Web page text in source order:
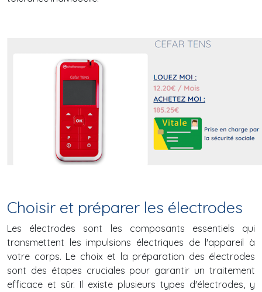
Choisir et préparer les électrodes
Les électrodes sont les composants essentiels qui
transmettent les impulsions électriques de l'appareil à
votre corps. Le choix et la préparation des électrodes
sont des étapes cruciales pour garantir un traitement
efficace et sûr. Il existe plusieurs types d'électrodes, y